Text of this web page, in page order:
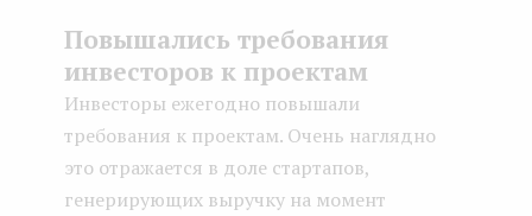
Повышались требования
инвесторов к проектам
Инвесторы ежегодно повышали
требования к проектам. Очень наглядно
это отражается в доле стартапов,
генерирующих выручку на момент